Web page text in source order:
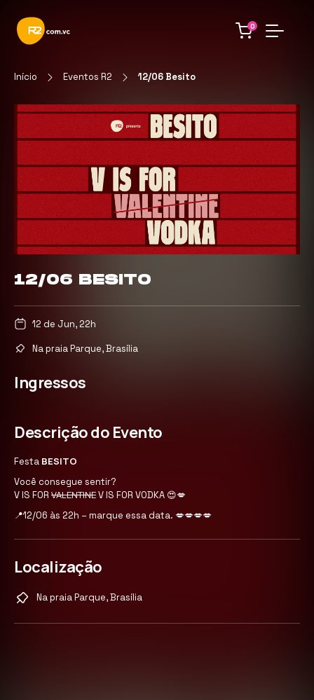
0
Início Eventos R2 12/06 Besito
12/06 BESITO
12 de Jun, 22h
Na praia Parque, Brasília
Ingressos
Descrição do Evento
Festa BESITO
Você consegue sentir?
V IS FOR VALENTINEV IS FOR VODKA 😍💋
📍12/06 às 22h – marque essa data. 💋💋💋💋
Localização
Na praia Parque, Brasília